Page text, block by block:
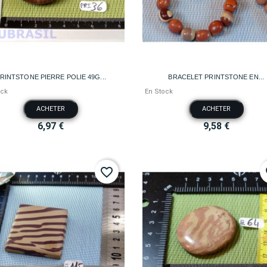
PIERRE POLIE 49G...
ACHETER
6,97 €
Aperçu rapide BRACELET PRINTSTONE EN...
En Stock
ACHETER
9,58 €
Aperçu rapide
favorite_border